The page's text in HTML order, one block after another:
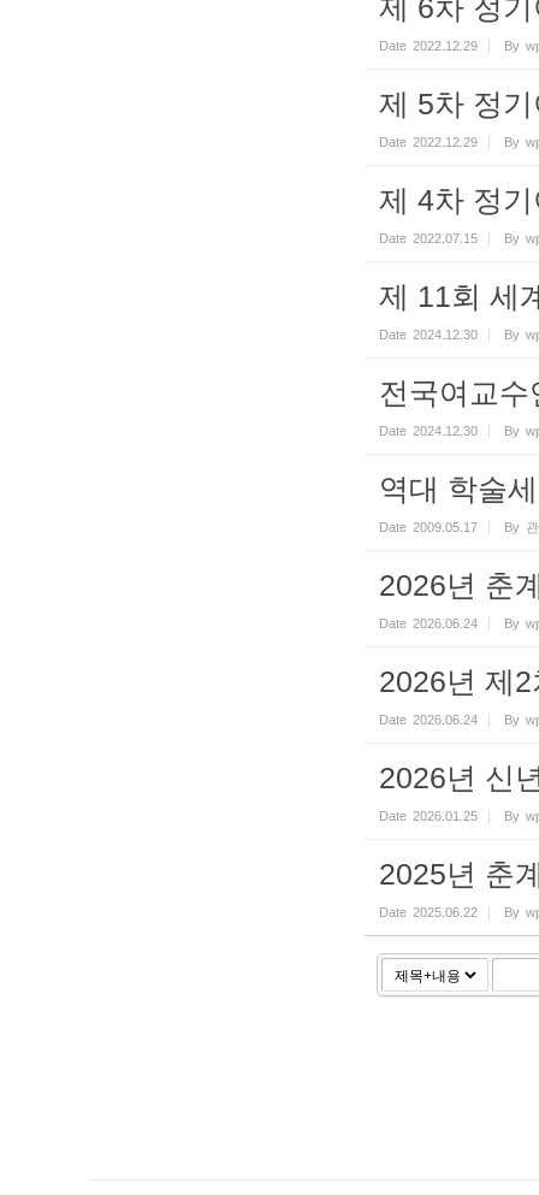
제 6차 정
Date 2022.12.29 By
제 5차 정
Date 2022.12.29 By
제 4차 정
Date 2022.07.15 By
제 11회 세
Date 2024.12.30 By
전국여교
Date 2024.12.30 By
역대 학술
Date 2009.05.17 By
2026년 춘
Date 2026.06.24 By
2026년 제
Date 2026.06.24 By
2026년 신
Date 2026.01.25 By
2025년 춘
Date 2025.06.22 By